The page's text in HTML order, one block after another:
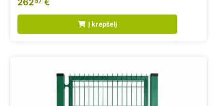
262 €
Į krepšelį